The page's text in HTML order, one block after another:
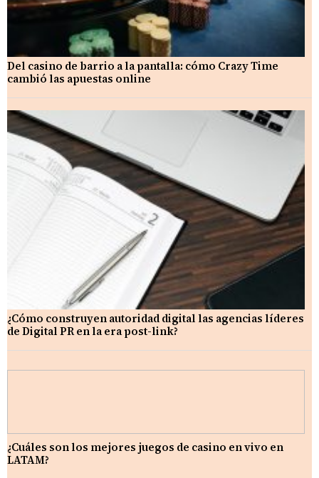
Del casino de barrio a la pantalla: cómo Crazy Time
cambió las apuestas online
¿Cómo construyen autoridad digital las agencias líderes
de Digital PR en la era post-link?
¿Cuáles son los mejores juegos de casino en vivo en
LATAM?